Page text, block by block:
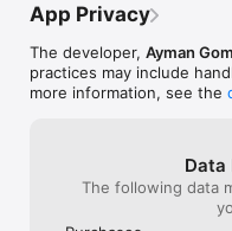
App Privacy
The developer, Ayman
practices may include
more information, see the
Data
The following data